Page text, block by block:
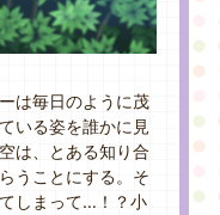
は毎日のように茂
いる姿を誰かに見
は、
とある知り合
うことにする。 そ
しまって…！？小